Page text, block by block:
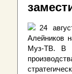
24
Алейников
Муз-ТВ. В